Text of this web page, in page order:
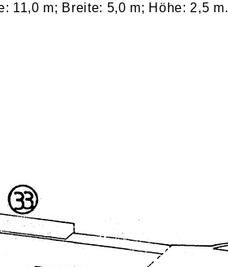
11,0 m; Breite: 5,0 m; Höhe: 2,5 m.